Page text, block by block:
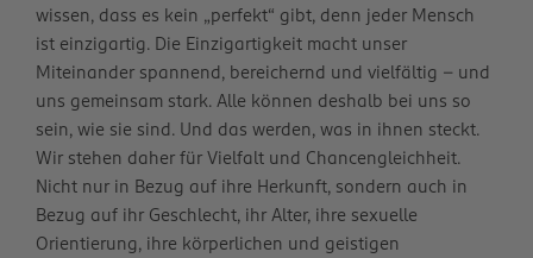
wissen, dass es kein „perfekt“ gibt, denn jeder Mensch
ist einzigartig. Die Einzigartigkeit macht unser
Miteinander spannend, bereichernd und vielfältig – und
uns gemeinsam stark. Alle können deshalb bei uns so
sein, wie sie sind. Und das werden, was in ihnen steckt.
Wir stehen daher für Vielfalt und Chancengleichheit.
Nicht nur in Bezug auf ihre Herkunft, sondern auch in
Bezug auf ihr Geschlecht, ihr Alter, ihre sexuelle
Orientierung, ihre körperlichen und geistigen